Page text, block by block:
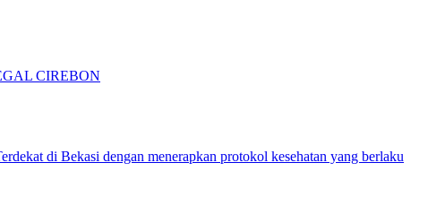
CIREBON
di Bekasi dengan menerapkan protokol kesehatan yang berlaku